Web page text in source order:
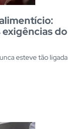
do
esteve tão ligada